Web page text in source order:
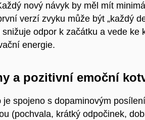
nový návyk by měl mít
verzí zvyku může být „každý
odpor k začátku a vede
energie.
a pozitivní emoční
spojeno s dopaminovým
(pochvala, krátký odpočinek,